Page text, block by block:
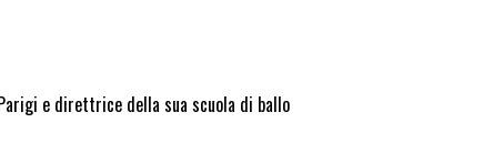
e direttrice della sua scuola di ballo